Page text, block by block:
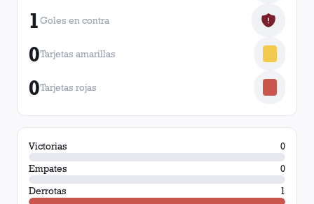
1Goles en contra
0Tarjetas amarillas
0Tarjetas rojas
Victorias
0
Empates
0
Derrotas
1